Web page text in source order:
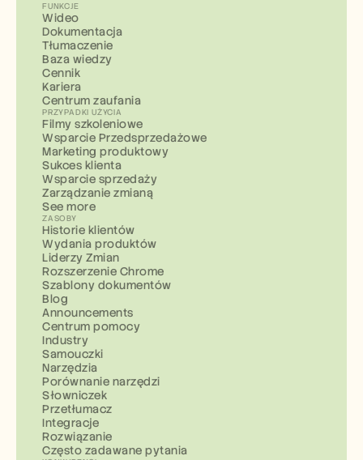
FUNKCJE
Wideo
Dokumentacja
Tłumaczenie
Baza wiedzy
Cennik
Kariera
Centrum zaufania
PRZYPADKI UŻYCIA
Filmy szkoleniowe
Wsparcie Przedsprzedażowe
Marketing produktowy
Sukces klienta
Wsparcie sprzedaży
Zarządzanie zmianą
See more
ZASOBY
Historie klientów
Wydania produktów
Liderzy Zmian
Rozszerzenie Chrome
Szablony dokumentów
Blog
Announcements
Centrum pomocy
Industry
Samouczki
Narzędzia
Porównanie narzędzi
Słowniczek
Przetłumacz
Integracje
Rozwiązanie
Często zadawane pytania